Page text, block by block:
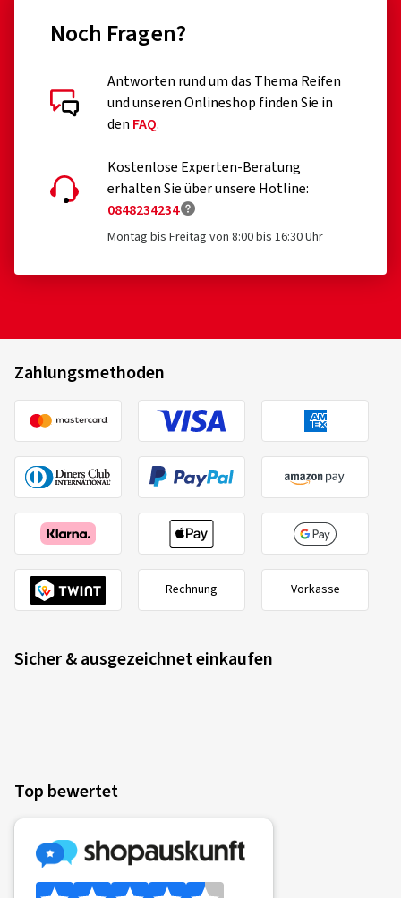
Noch Fragen?
Antworten rund um das Thema Reifen
und unseren Onlineshop finden Sie in
den FAQ.
Kostenlose Experten-Beratung
erhalten Sie über unsere Hotline:
0848234234
Montag bis Freitag von 8:00 bis 16:30 Uhr
Zahlungsmethoden
Rechnung Vorkasse
Sicher & ausgezeichnet einkaufen
Top bewertet